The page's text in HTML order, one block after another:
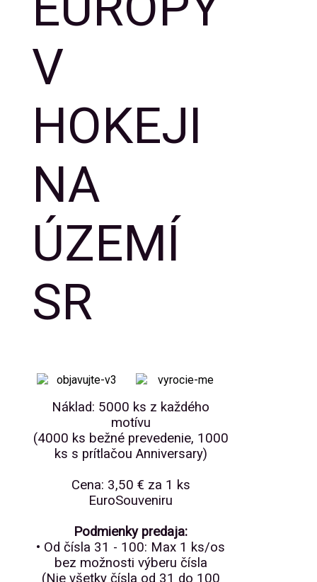
V
HOKEJI
NA
ÚZEMÍ
SR
Náklad: 5000 ks z každého
motívu
(4000 ks bežné prevedenie, 1000
ks s prítlačou Anniversary)
Cena: 3,50 € za 1 ks
EuroSouveniru
Podmienky predaja:
• Od čísla 31 - 100: Max 1 ks/os
bez možnosti výberu čísla
(Nie všetky čísla od 31 do 100